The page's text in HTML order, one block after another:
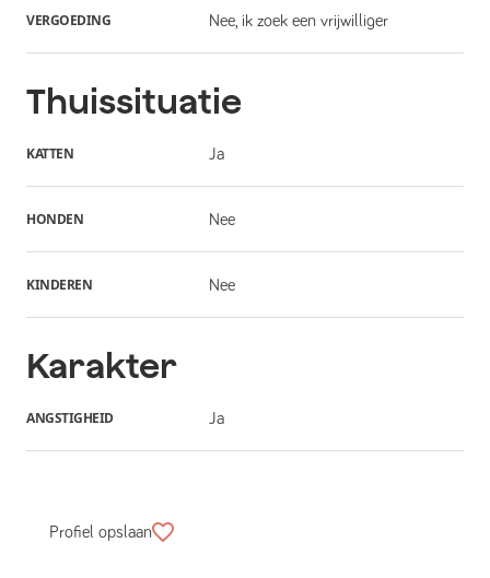
VERGOEDING Nee, ik zoek een vrijwilliger
Thuissituatie
KATTEN Ja
HONDEN Nee
KINDEREN Nee
Karakter
ANGSTIGHEID Ja
Profiel opslaan